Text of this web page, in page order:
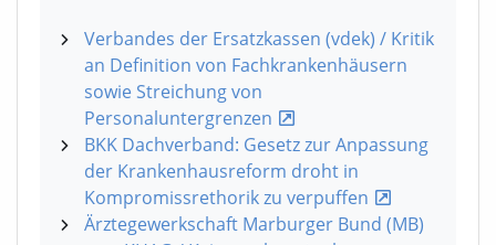
Verbandes der Ersatzkassen (vdek) / Kritik
an Definition von Fachkrankenhäusern
sowie Streichung von
Personaluntergrenzen
BKK Dachverband: Gesetz zur Anpassung
der Krankenhausreform droht in
Kompromissrethorik zu verpuffen
Ärztegewerkschaft Marburger Bund (MB)